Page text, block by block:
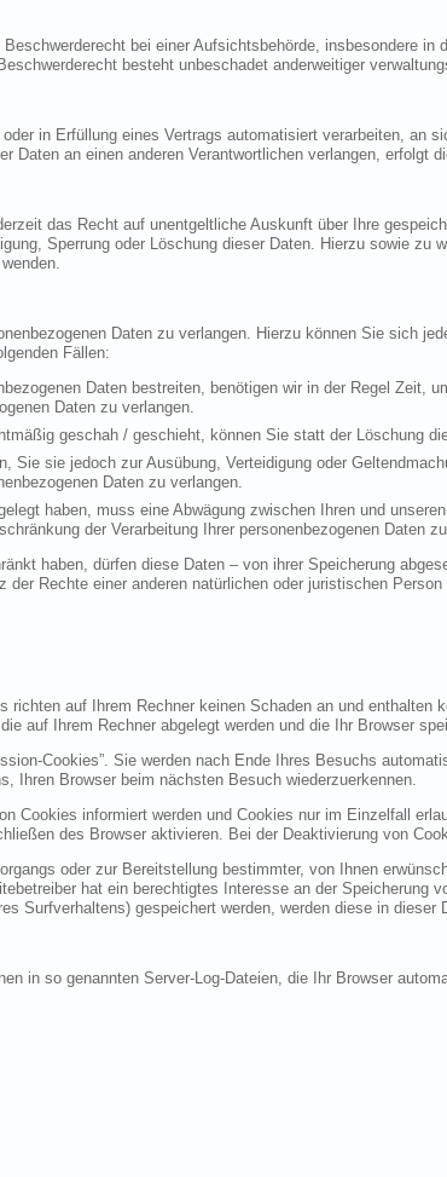
bei einer Aufsichtsbehörde, insbesondere
besteht unbeschadet anderweitiger
in Erfüllung eines Vertrags automatisiert verarbeiten, an
Daten an einen anderen Verantwortlichen verlangen, erfolgt
das Recht auf unentgeltliche Auskunft über Ihre
Sperrung oder Löschung dieser Daten. Hierzu sowie zu
Daten zu verlangen. Hierzu können Sie sich
Fällen:
Daten bestreiten, benötigen wir in der Regel Zeit,
Daten zu verlangen.
geschah / geschieht, können Sie statt der Löschung
Sie sie jedoch zur Ausübung, Verteidigung oder
Daten zu verlangen.
haben, muss eine Abwägung zwischen Ihren und
der Verarbeitung Ihrer personenbezogenen Daten
haben, dürfen diese Daten – von ihrer Speicherung
Rechte einer anderen natürlichen oder juristischen
auf Ihrem Rechner keinen Schaden an und enthalten
auf Ihrem Rechner abgelegt werden und die Ihr Browser
Cookies”. Sie werden nach Ende Ihres Besuchs
Ihren Browser beim nächsten Besuch wiederzuerkennen.
Cookies informiert werden und Cookies nur im Einzelfall
des Browser aktivieren. Bei der Deaktivierung von
oder zur Bereitstellung bestimmter, von Ihnen
hat ein berechtigtes Interesse an der Speicherung
Surfverhaltens) gespeichert werden, werden diese in dieser
in so genannten Server-Log-Dateien, die Ihr Browser